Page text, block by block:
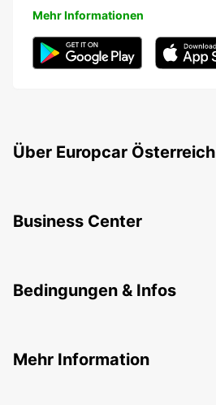
Mehr Informationen
Über Europcar Österreich
Business Center
Bedingungen & Infos
Mehr Information